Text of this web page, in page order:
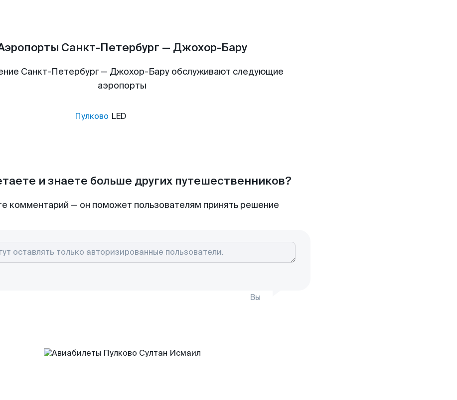
Санкт-Петербург — Джохор-Бару
Санкт-Петербург — Джохор-Бару обслуживают следующие
аэропорты
Пулково LED
и знаете больше других путешественников?
комментарий — он поможет пользователям принять решение
Вы